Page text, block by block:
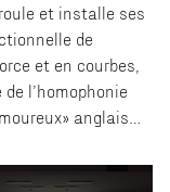
et installe ses
de
et en courbes,
l’homophonie
anglais…